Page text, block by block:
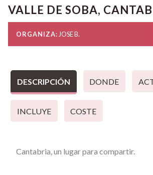
VALLE DE SOBA,
ORGANIZA:JOSE B.
DESCRIPCIÓN DONDE
INCLUYE COSTE
Cantabria, un lugar para compartir.